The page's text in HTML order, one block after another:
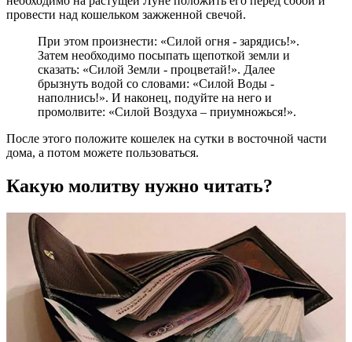
провести над кошельком зажженной свечой.
При этом произнести: «Силой огня - зарядись!».
Затем необходимо посыпать щепоткой земли и
сказать: «Силой Земли - процветай!». Далее
брызнуть водой со словами: «Силой Воды -
наполнись!». И наконец, подуйте на него и
промолвите: «Силой Воздуха – приумножься!».
После этого положите кошелек на сутки в восточной части
дома, а потом можете пользоваться.
Какую молитву нужно читать?